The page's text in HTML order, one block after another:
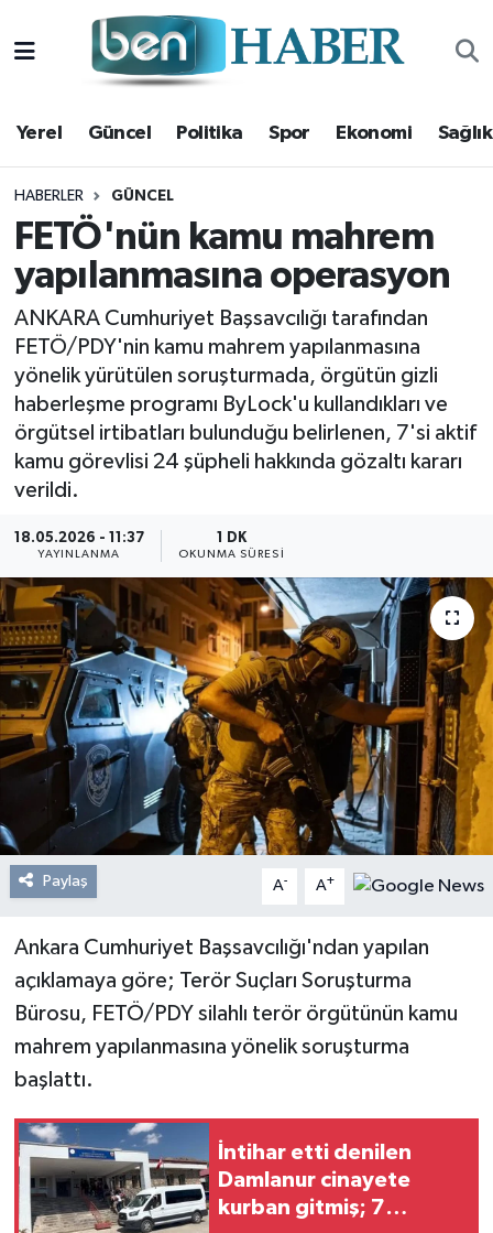
Yerel Güncel Politika Spor Ekonomi Sağlık
HABERLER GÜNCEL
FETÖ'nün kamu mahrem
yapılanmasına operasyon
ANKARA Cumhuriyet Başsavcılığı tarafından
FETÖ/PDY'nin kamu mahrem yapılanmasına
yönelik yürütülen soruşturmada, örgütün gizli
haberleşme programı ByLock'u kullandıkları ve
örgütsel irtibatları bulunduğu belirlenen, 7'si aktif
kamu görevlisi 24 şüpheli hakkında gözaltı kararı
verildi.
18.05.2026 - 11:37
YAYINLANMA
1 DK
OKUNMA SÜRESI
Paylaş A- A+
Ankara Cumhuriyet Başsavcılığı'ndan yapılan
açıklamaya göre; Terör Suçları Soruşturma
Bürosu, FETÖ/PDY silahlı terör örgütünün kamu
mahrem yapılanmasına yönelik soruşturma
başlattı.
İntihar etti denilen
Damlanur cinayete
kurban gitmiş; 7
Yerel
Güncel
Politika
Spor
Ekonomi
Sağlık
Magazin
Kültür Sanat
Resmi Reklam
Röportajlar
Hava Durumu
Trafik Durumu
Süper Lig Puan Durumu ve Fikstür
Tüm Manşetler
Son Dakika Haberleri
Haber Arşivi